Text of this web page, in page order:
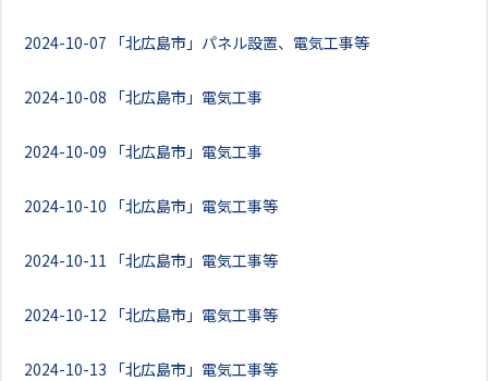
2024-10-07 「北広島市」パネル設置、電気工事等
2024-10-08 「北広島市」電気工事
2024-10-09 「北広島市」電気工事
2024-10-10 「北広島市」電気工事等
2024-10-11 「北広島市」電気工事等
2024-10-12 「北広島市」電気工事等
2024-10-13 「北広島市」電気工事等